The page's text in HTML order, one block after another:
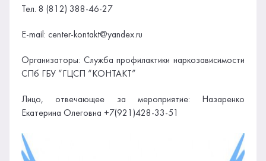
Тел. 8 (812) 388-46-27
E-mail: center-kontakt@yandex.ru
Организаторы: Служба профилактики наркозависимости
СПб ГБУ “ГЦСП “КОНТАКТ”
Лицо, отвечающее за мероприятие: Назаренко
Екатерина Олеговна +7(921)428-33-51